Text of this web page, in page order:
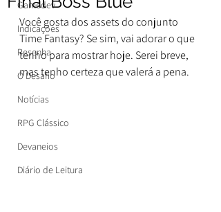
Gamedev
Indicações
Resenha
O Desafio
Notícias
RPG Clássico
Devaneios
Diário de Leitura
Você gosta dos assets do conjunto
Time Fantasy? Se sim, vai adorar o que
tenho para mostrar hoje. Serei breve,
mas tenho certeza que valerá a pena.